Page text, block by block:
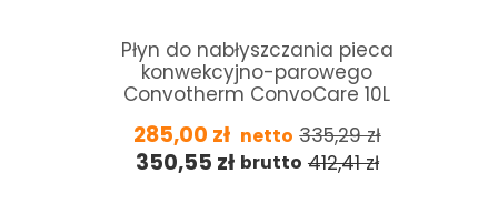
Płyn do nabłyszczania pieca
konwekcyjno-parowego
Convotherm ConvoCare 10L
285,00 zł netto 335,29zł
350,55 zł brutto 412,41zł